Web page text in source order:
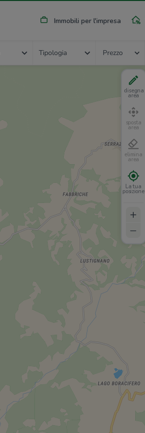
Immobili per l'impresa
Tipologia Prezzo
disegna
area
sposta
area
elimina
area
La tua
posizione
+
–